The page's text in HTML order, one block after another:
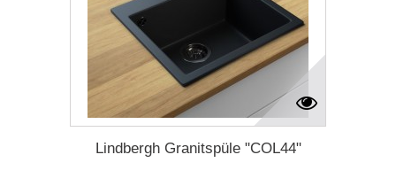
Lindbergh Granitspüle "COL44"